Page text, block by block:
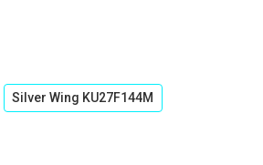
Silver Wing KU27F144M